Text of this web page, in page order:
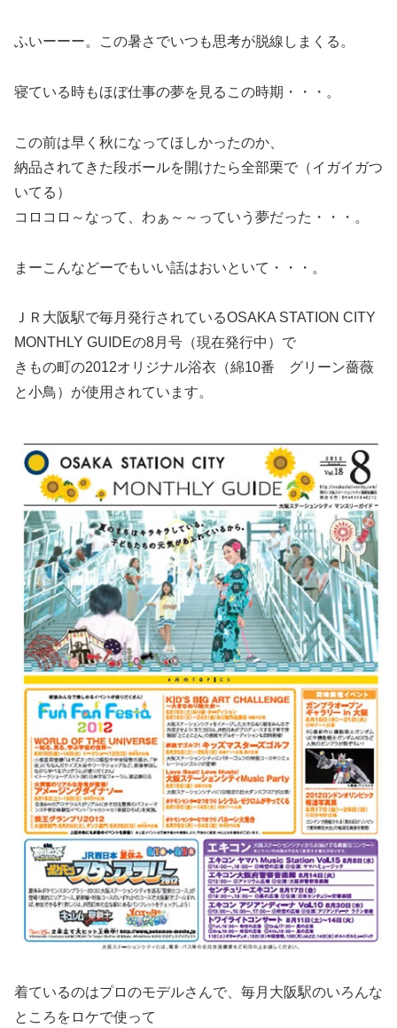
ふいーーー。この暑さでいつも思考が脱線しまくる。
寝ている時もほぼ仕事の夢を見るこの時期・・・。
この前は早く秋になってほしかったのか、
納品されてきた段ボールを開けたら全部栗で（イガイガつ
いてる）
コロコロ～なって、わぁ～～っていう夢だった・・・。
まーこんなどーでもいい話はおいといて・・・。
ＪＲ大阪駅で毎月発行されているOSAKA STATION CITY
MONTHLY GUIDEの8月号（現在発行中）で
きもの町の2012オリジナル浴衣（綿10番 グリーン薔薇
と小鳥）が使用されています。
着ているのはプロのモデルさんで、毎月大阪駅のいろんな
ところをロケで使って